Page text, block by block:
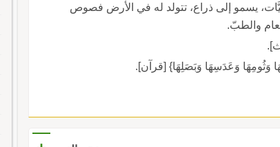
يسمو إلى ذراع، تتولد له في الأرض فصوص
والطبّ.
وَثُومِهَا وَعَدَسِهَا وَبَصَلِهَا} [قرآن].